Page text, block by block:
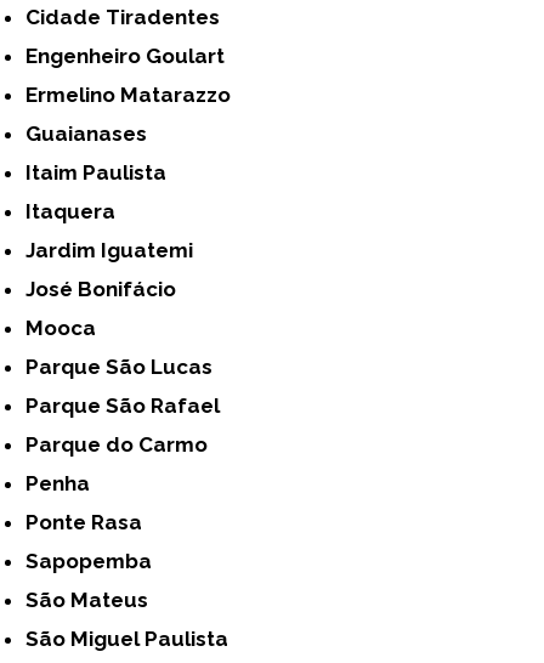
Cidade Tiradentes
Engenheiro Goulart
Ermelino Matarazzo
Guaianases
Itaim Paulista
Itaquera
Jardim Iguatemi
José Bonifácio
Mooca
Parque São Lucas
Parque São Rafael
Parque do Carmo
Penha
Ponte Rasa
Sapopemba
São Mateus
São Miguel Paulista